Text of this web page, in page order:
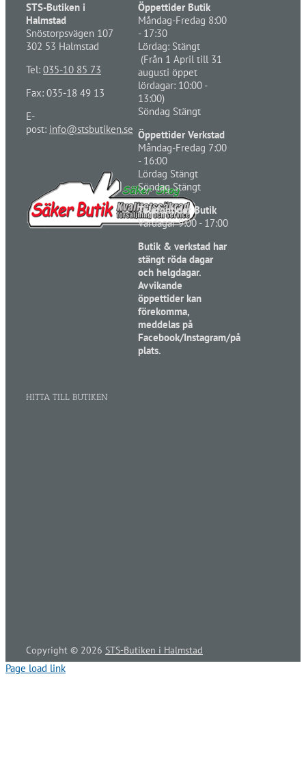
STS-Butiken i
Halmstad
Snöstorpsvägen 107
302 53 Halmstad
Tel: 035-10 85 73
Fax: 035-18 49 13
E-
post: info@stsbutiken.se
Öppettider Butik
Måndag-Fredag 8:00
- 17:30
Lördag: Stängt
(Från 1 April till 31
augusti öppet
lördagar: 10:00 -
13:00)
Söndag Stängt
Öppettider Verkstad
Måndag-Fredag 7:00
- 16:00
Lördag Stängt
Söndag Stängt
Telefontider Butik
Vardagar 9:00 - 17:00
Butik & verkstad har
stängt röda dagar
och helgdagar.
Avvikande
öppettider kan
förekomma,
meddelas på
Facebook/Instagram/på
plats.
HITTA TILL BUTIKEN
Copyright © 2026 STS-Butiken i Halmstad
Page load link